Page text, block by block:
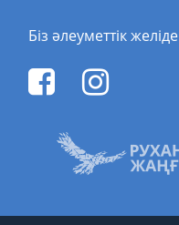
Біз әлеуметтік желіде